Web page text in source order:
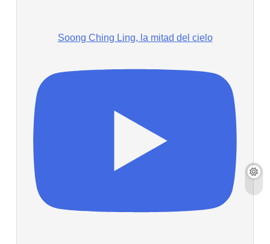
Soong Ching Ling, la mitad del cielo